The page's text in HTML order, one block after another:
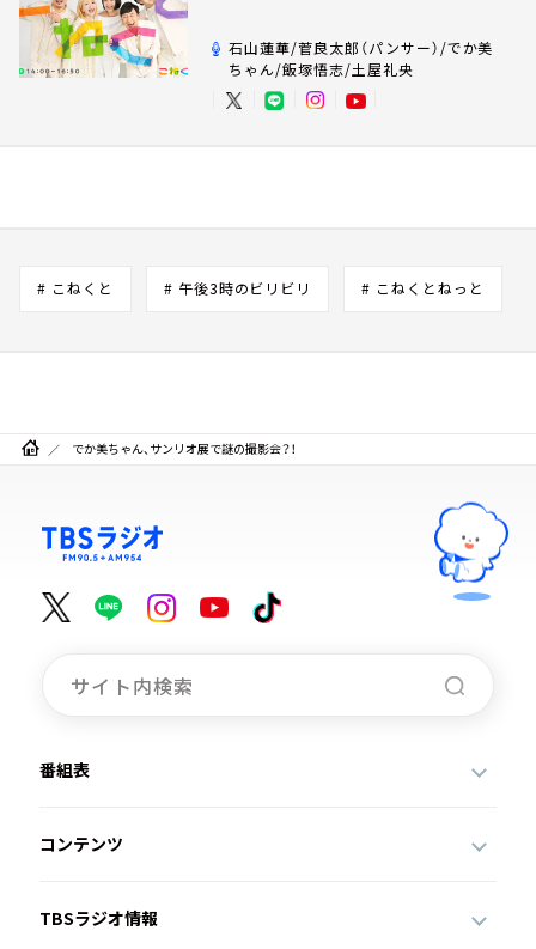
石山蓮華/菅良太郎（パンサー）/でか美
ちゃん/飯塚悟志/土屋礼央
# こねくと # 午後3時のビリビリ # こねくとねっと
でか美ちゃん、サンリオ展で謎の撮影会？！
番組表
コンテンツ
TBSラジオ情報